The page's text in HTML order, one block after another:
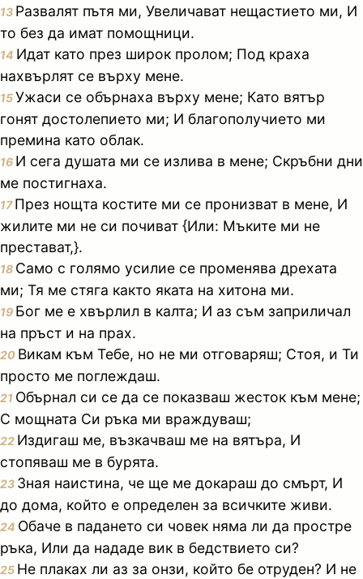
13 Развалят пътя ми, Увеличават нещастието ми, И
то без да имат помощници.
14 Идат като през широк пролом; Под краха
нахвърлят се върху мене.
15Ужаси се обърнаха върху мене; Като вятър
гонят достолепието ми; И благополучието ми
премина като облак.
16 И сега душата ми се излива в мене; Скръбни дни
ме постигнаха.
17През нощта костите ми се пронизват в мене, И
жилите ми не си почиват {Или: Мъките ми не
престават,}.
18 Само с голямо усилие се променява дрехата
ми; Тя ме стяга както яката на хитона ми.
19 Бог ме е хвърлил в калта; И аз съм заприличал
на пръст и на прах.
20 Викам към Тебе, но не ми отговаряш; Стоя, и Ти
просто ме поглеждаш.
21 Обърнал си се да се показваш жесток към мене;
С мощната Си ръка ми враждуваш;
22 Издигаш ме, възкачваш ме на вятъра, И
стопяваш ме в бурята.
23 Зная наистина, че ще ме докараш до смърт, И
до дома, който е определен за всичките живи.
24 Обаче в падането си човек няма ли да простре
ръка, Или да нададе вик в бедствието си?
25 Не плаках ли аз за онзи, който бе отруден? И не